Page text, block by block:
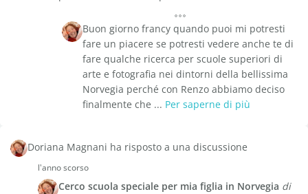
Buon giorno francy quando puoi mi potresti
fare un piacere se potresti vedere anche te di
fare qualche ricerca per scuole superiori di
arte e fotografia nei dintorni della bellissima
Norvegia perché con Renzo abbiamo deciso
finalmente che ... Per saperne di più
Doriana Magnani ha risposto a una discussione
l'anno scorso
Cerco scuola speciale per mia figlia in Norvegia di